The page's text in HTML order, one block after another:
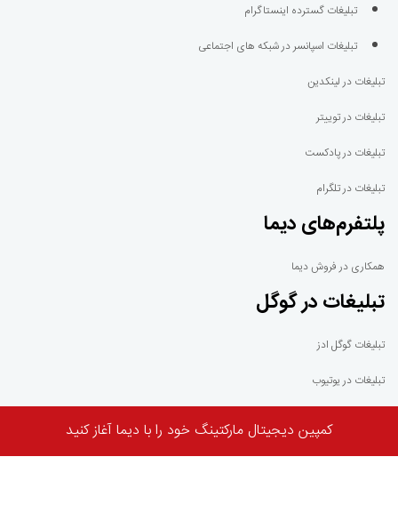
کمپین دیجیتال مارکتینگ خود را با دیما آغاز کنید
تبلیغات گسترده اینستاگرام
تبلیغات اسپانسر در شبکه های اجتماعی
تبلیغات در لینکدین
تبلیغات در توییتر
تبلیغات در پادکست
تبلیغات در تلگرام
پلتفرم‌های دیما
همکاری در فروش دیما
تبلیغات در گوگل
تبلیغات گوگل ادز
تبلیغات در یوتیوب